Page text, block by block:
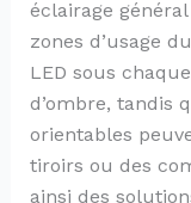
éclairage
zones d’usage
LED sous
d’ombre, tandis
orientables
tiroirs ou des
ainsi des